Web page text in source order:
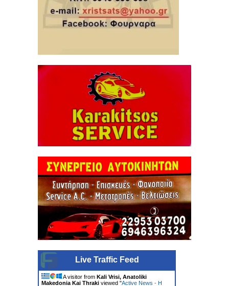
Live Traffic Feed
A visitor from Kali Vrisi, Anatoliki
Makedonia Kai Thraki viewed "Active News - Η